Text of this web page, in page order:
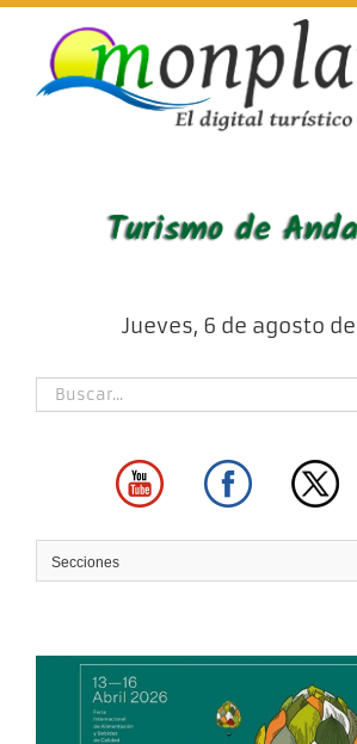
Skip
content
Jueves, 6 de agosto
Secciones